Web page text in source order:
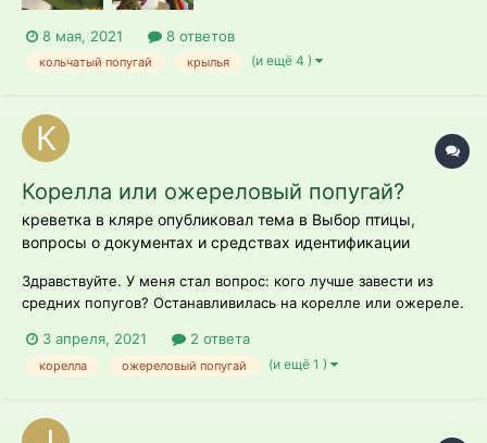
8 мая, 2021 8 ответов
кольчатый попугай крылья (и ещё 4 )
Корелла или ожереловый попугай?
креветка в кляре опубликовал тема в Выбор птицы,
вопросы о документах и средствах идентификации
Здравствуйте. У меня стал вопрос: кого лучше завести из
средних попугов? Останавливилась на корелле или ожереле.
найти особо не получается, пишут примерно одинаковое,
мол грызут, кусаются. : D Плюс на разных сайтах считают по
3 апреля, 2021 2 ответа
корелла ожереловый попугай (и ещё 1 )